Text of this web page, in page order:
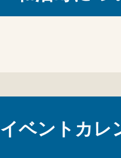
イベントカレ